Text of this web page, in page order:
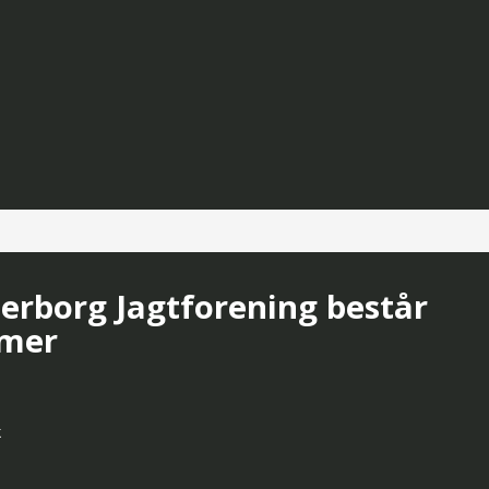
Jagtforening består